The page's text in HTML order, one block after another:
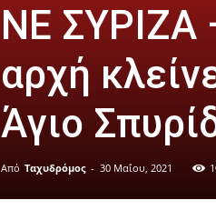
ΝΕ ΣΥΡΙΖΑ
αρχή
Άγιο
Από Ταχυδρόμος - 30 Μαΐου, 2021